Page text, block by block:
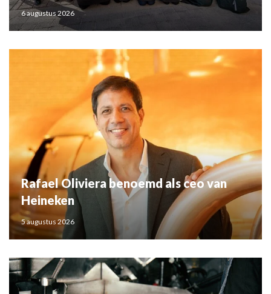
6 augustus 2026
Rafael Oliviera benoemd als ceo van
Heineken
5 augustus 2026